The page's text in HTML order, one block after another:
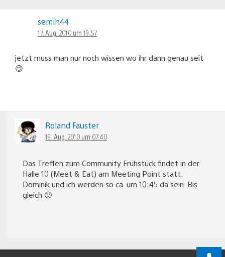
semih44
17. Aug. 2010 um 19:57
jetzt muss man nur noch wissen wo ihr dann genau seit
😉
Roland Fauster
19. Aug. 2010 um 07:40
Das Treffen zum Community Frühstück findet in der
Halle 10 (Meet & Eat) am Meeting Point statt.
Dominik und ich werden so ca. um 10:45 da sein. Bis
gleich 🙂